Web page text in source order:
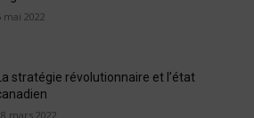
mai 2022
stratégie révolutionnaire et l’état
mars 2022